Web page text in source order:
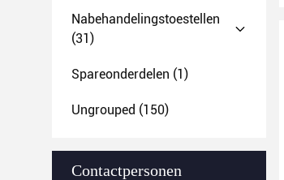
Nabehandelingstoestellen
(31)
Spareonderdelen (1)
Ungrouped (150)
Contactpersonen